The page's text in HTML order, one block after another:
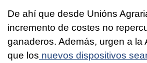
De ahí que desde Unións
incremento de costes no
ganaderos. Además, urgen a la
que los nuevos dispositivos